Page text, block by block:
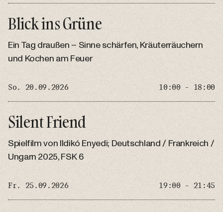
Blick ins Grüne
Ein Tag draußen – Sinne schärfen, Kräuterräuchern
und Kochen am Feuer
So. 20.09.2026 10:00 - 18:00
Silent Friend
Spielfilm von Ildikó Enyedi; Deutschland / Frankreich /
Ungarn 2025, FSK 6
Fr. 25.09.2026 19:00 - 21:45